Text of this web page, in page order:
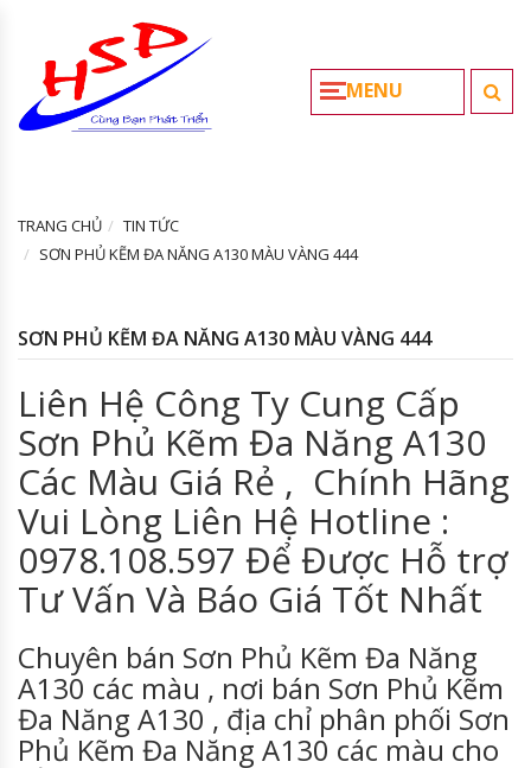
MENU
TRANG CHỦ
TIN TỨC
SƠN PHỦ KẼM ĐA NĂNG A130 MÀU VÀNG 444
SƠN PHỦ KẼM ĐA NĂNG A130 MÀU VÀNG 444
Liên Hệ Công Ty Cung Cấp
Sơn Phủ Kẽm Đa Năng A130
Các Màu Giá Rẻ , Chính Hãng
Vui Lòng Liên Hệ Hotline :
0978.108.597 Để Được Hỗ trợ
Tư Vấn Và Báo Giá Tốt Nhất
Chuyên bán Sơn Phủ Kẽm Đa Năng
A130 các màu , nơi bán Sơn Phủ Kẽm
Đa Năng A130 , địa chỉ phân phối Sơn
Phủ Kẽm Đa Năng A130 các màu cho